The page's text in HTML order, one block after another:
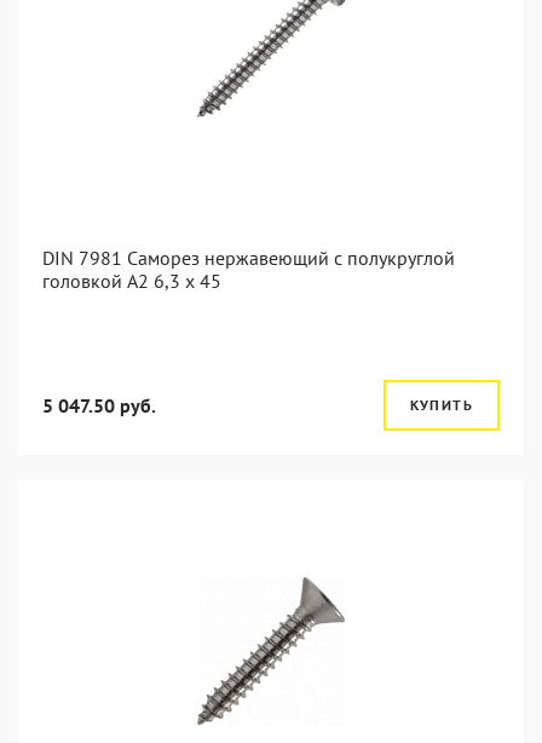
DIN 7981 Саморез нержавеющий с полукруглой
головкой А2 6,3 x 45
5 047.50 руб. КУПИТЬ